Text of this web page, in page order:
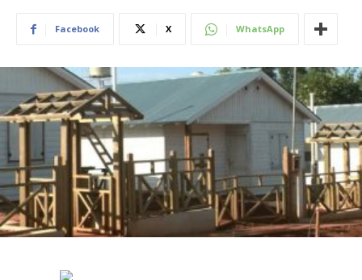
Facebook X WhatsApp